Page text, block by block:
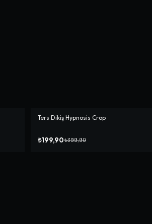
-%50
Ters Dikiş Hypnosis Crop
₺199,90₺399,90